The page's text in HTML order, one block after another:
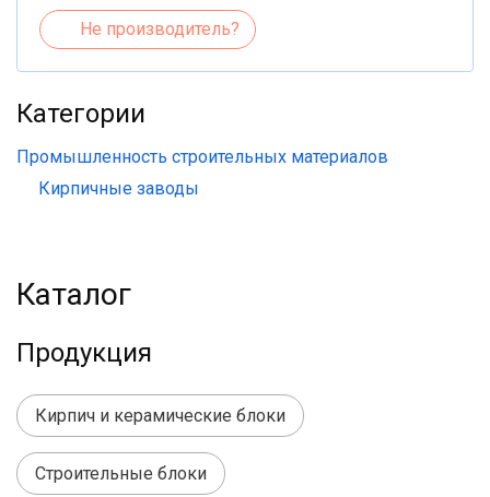
Не производитель?
Категории
Промышленность строительных материалов
Кирпичные заводы
Каталог
Продукция
Кирпич и керамические блоки
Строительные блоки